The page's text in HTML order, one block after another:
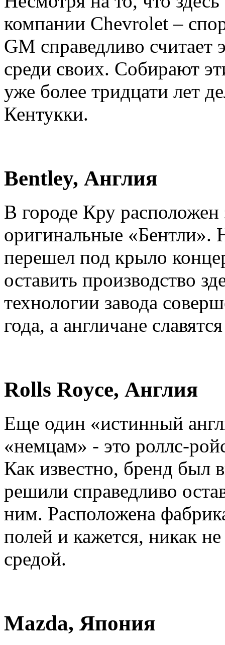
компании Chevrolet –
GM справедливо считает
среди своих. Собирают
уже более тридцати лет
Кентукки.
Bentley, Англия
В городе Кру расположен
оригинальные «Бентли».
перешел под крыло
оставить производство
технологии завода
года, а англичане
Rolls Royce, Англия
Еще один «истинный
«немцам» - это роллс-
Как известно, бренд был
решили справедливо
ним. Расположена
полей и кажется, никак
средой.
Mazda, Япония